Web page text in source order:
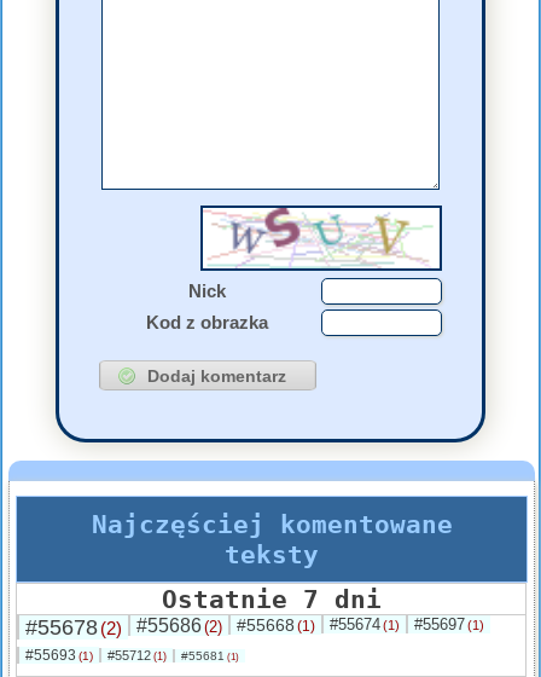
Nick
Kod z obrazka
Najczęściej komentowane
teksty
Ostatnie 7 dni
#55678(2) #55686(2) #55668 (1) #55674(1) #55697(1)
#55693 (1) #55712 (1) #55681 (1)